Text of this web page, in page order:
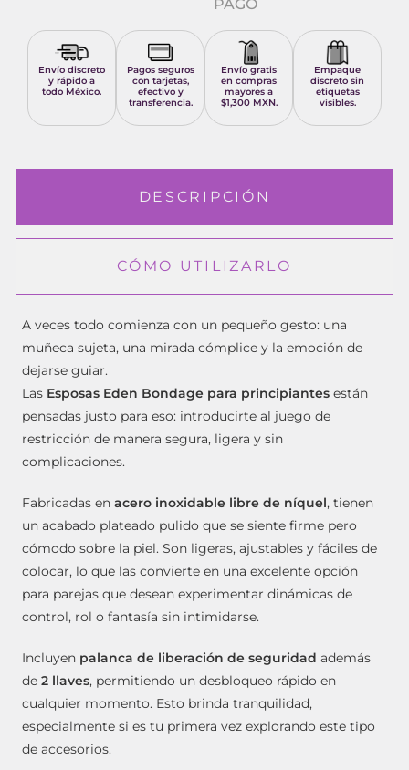
PAGO
Envío discreto
y rápido a
todo México.
Pagos seguros
con tarjetas,
efectivo y
transferencia.
Envío gratis
en compras
mayores a
$1,300 MXN.
Empaque
discreto sin
etiquetas
visibles.
DESCRIPCIÓN
CÓMO UTILIZARLO
A veces todo comienza con un pequeño gesto: una
muñeca sujeta, una mirada cómplice y la emoción de
dejarse guiar.
Las Esposas Eden Bondage para principiantes están
pensadas justo para eso: introducirte al juego de
restricción de manera segura, ligera y sin
complicaciones.
Fabricadas en acero inoxidable libre de níquel, tienen
un acabado plateado pulido que se siente firme pero
cómodo sobre la piel. Son ligeras, ajustables y fáciles de
colocar, lo que las convierte en una excelente opción
para parejas que desean experimentar dinámicas de
control, rol o fantasía sin intimidarse.
Incluyen palanca de liberación de seguridad además
de 2 llaves, permitiendo un desbloqueo rápido en
cualquier momento. Esto brinda tranquilidad,
especialmente si es tu primera vez explorando este tipo
de accesorios.